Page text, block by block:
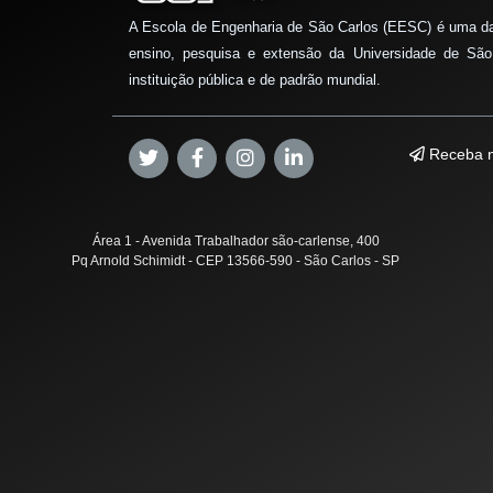
A Escola de Engenharia de São Carlos (EESC) é uma
ensino, pesquisa e extensão da Universidade de
instituição pública e de padrão mundial.
Receba
Área 1 - Avenida Trabalhador são-carlense, 400
Pq Arnold Schimidt - CEP 13566-590 - São Carlos - SP